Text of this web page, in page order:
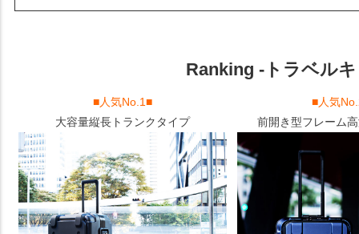
Ranking -トラベル
■人気No.1■
大容量縦長トランクタイプ
■人気
前開き型フレーム